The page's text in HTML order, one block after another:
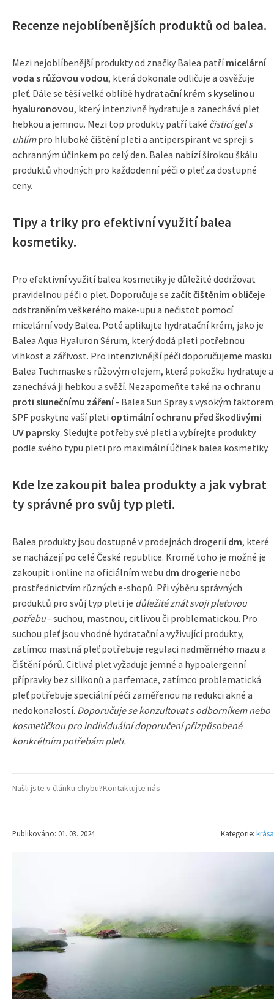
Recenze nejoblíbenějších produktů od balea.
Mezi nejoblíbenější produkty od značky Balea patřímicelární
voda s růžovou vodou, která dokonale odličuje a osvěžuje
pleť. Dále se těší velké oblibě hydratační krém s kyselinou
hyaluronovou, který intenzivně hydratuje a zanechává pleť
hebkou a jemnou. Mezi top produkty patří také čisticí gel s
uhlímpro hluboké čištění pleti a antiperspirant ve spreji s
ochranným účinkem po celý den. Balea nabízí širokou škálu
produktů vhodných pro každodenní péči o pleť za dostupné
ceny.
Tipy a triky pro efektivní využití balea
kosmetiky.
Pro efektivní využití balea kosmetiky je důležité dodržovat
pravidelnou péči o pleť. Doporučuje se začít čištěním obličeje
odstraněním veškerého make-upu a nečistot pomocí
micelární vody Balea. Poté aplikujte hydratační krém, jako je
Balea Aqua Hyaluron Sérum, který dodá pleti potřebnou
vlhkost a zářivost. Pro intenzivnější péči doporučujeme masku
Balea Tuchmaske s růžovým olejem, která pokožku hydratuje a
zanechává ji hebkou a svěží. Nezapomeňte také na ochranu
proti slunečnímu záření- Balea Sun Spray s vysokým faktorem
SPF poskytne vaší pleti optimální ochranu před škodlivými
UV paprsky. Sledujte potřeby své pleti a vybírejte produkty
podle svého typu pleti pro maximální účinek balea kosmetiky.
Kde lze zakoupit balea produkty a jak vybrat
ty správné pro svůj typ pleti.
Balea produkty jsou dostupné v prodejnách drogeriídm, které
se nacházejí po celé České republice. Kromě toho je možné je
zakoupit i online na oficiálním webu dm drogerie nebo
prostřednictvím různých e-shopů. Při výběru správných
produktů pro svůj typ pleti je důležité znát svoji pleťovou
potřebu- suchou, mastnou, citlivou či problematickou. Pro
suchou pleť jsou vhodné hydratační a vyživující produkty,
zatímco mastná pleť potřebuje regulaci nadměrného mazu a
čištění pórů. Citlivá pleť vyžaduje jemné a hypoalergenní
přípravky bez silikonů a parfemace, zatímco problematická
pleť potřebuje speciální péči zaměřenou na redukci akné a
nedokonalostí. Doporučuje se konzultovat s odborníkem nebo
kosmetičkou pro individuální doporučení přizpůsobené
konkrétním potřebám pleti.
Našli jste v článku chybu?Kontaktujte nás
Publikováno: 01. 03. 2024 Kategorie: krása